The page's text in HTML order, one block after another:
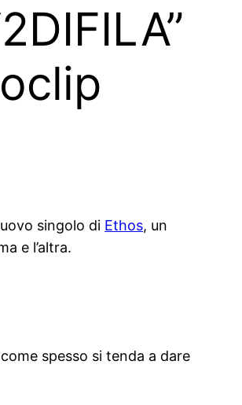
singolo di Ethos, un
e l’altra.
spesso si tenda a dare